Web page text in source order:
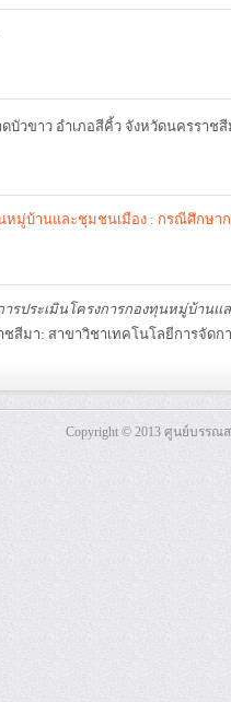
บัวขาว อำเภอสีคิ้ว จังหวัดนครราชสี
หมู่บ้านและชุมชนเมือง : กรณีศึกษ
ารประเมินโครงการกองทุนหมู่บ้าน
ชสีมา: สาขาวิชาเทคโนโลยีการจัด
Copyright © 2013 ศูนย์บรร